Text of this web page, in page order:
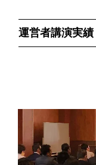
運営者講演実績